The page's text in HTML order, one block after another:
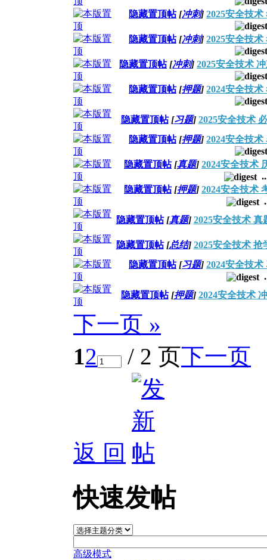
隐藏置顶帖 [冲刺] 2025安全技
隐藏置顶帖 [冲刺] 2025安全技
隐藏置顶帖 [冲刺] 2025安全技术
隐藏置顶帖 [押题] 2024安全技
隐藏置顶帖 [习题] 2025安全技术
隐藏置顶帖 [押题] 2024安全技
隐藏置顶帖 [真题] 2024安全技术
隐藏置顶帖 [押题] 2024安全技术
隐藏置顶帖 [真题] 2025安全技术
隐藏置顶帖 [总结] 2025安全技术 抢
隐藏置顶帖 [习题] 2024安全技
隐藏置顶帖 [押题] 2024安全技术
下一页 »
12 / 2 页下一页
返 回
快速发帖
高级模式